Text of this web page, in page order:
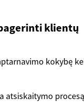
klientų
kokybę
atsiskaitymo